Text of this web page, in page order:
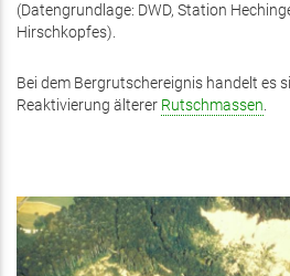
(Datengrundlage: DWD, Station
Hirschkopfes).
Bei dem Bergrutschereignis handelt es
Reaktivierung älterer Rutschmassen.